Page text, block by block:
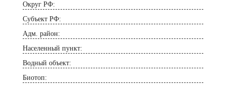
Округ РФ:
Субъект РФ:
Адм. район:
Населенный пункт:
Водный объект:
Биотоп: